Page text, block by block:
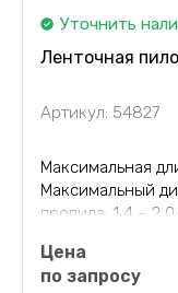
Уточнить
Ленточная
Артикул: 54827
Максимальная
Максимальный
пропила: 1,4 – 2,0
бревнопильный
распиловки
Цена
по запросу